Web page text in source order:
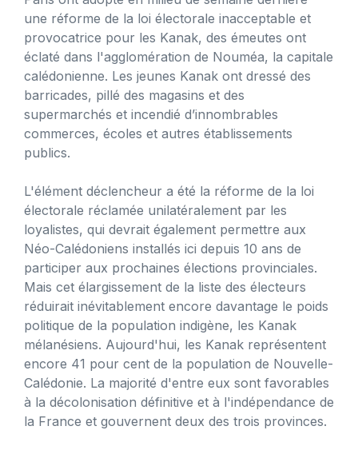
une réforme de la loi électorale inacceptable et
provocatrice pour les Kanak, des émeutes ont
éclaté dans l'agglomération de Nouméa, la capitale
calédonienne. Les jeunes Kanak ont ​​dressé des
barricades, pillé des magasins et des
supermarchés et incendié d’innombrables
commerces, écoles et autres établissements
publics.
L'élément déclencheur a été la réforme de la loi
électorale réclamée unilatéralement par les
loyalistes, qui devrait également permettre aux
Néo-Calédoniens installés ici depuis 10 ans de
participer aux prochaines élections provinciales.
Mais cet élargissement de la liste des électeurs
réduirait inévitablement encore davantage le poids
politique de la population indigène, les Kanak
mélanésiens. Aujourd'hui, les Kanak représentent
encore 41 pour cent de la population de Nouvelle-
Calédonie. La majorité d'entre eux sont favorables
à la décolonisation définitive et à l'indépendance de
la France et gouvernent deux des trois provinces.